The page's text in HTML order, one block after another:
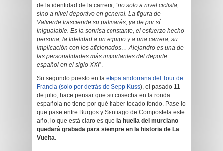
de la identidad de la carrera, “no solo a nivel ciclista,
sino a nivel deportivo en general. La figura de
Valverde trasciende su palmarés, ya de por sí
inigualable. Es la sonrisa constante, el esfuerzo hecho
persona, la fidelidad a un equipo y a una carrera, su
implicación con los aficionados… Alejandro es una de
las personalidades más importantes del deporte
español en el siglo XXI”.
Su segundo puesto en la etapa andorrana del Tour de
Francia (solo por detrás de Sepp Kuss), el pasado 11
de julio, hace pensar que su cosecha en la ronda
española no tiene por qué haber tocado fondo. Pase lo
que pase entre Burgos y Santiago de Compostela este
año, lo que está claro es que la huella del murciano
quedará grabada para siempre en la historia de La
Vuelta.